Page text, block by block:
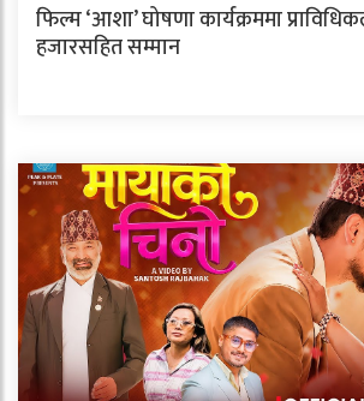
फिल्म ‘आशा’ घोषणा कार्यक्रममा
हजारसहित सम्मान